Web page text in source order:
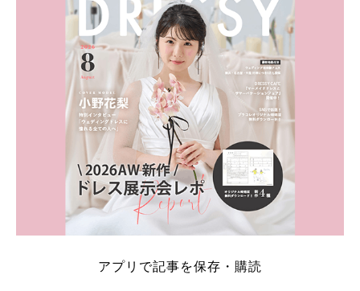
解決します。 まずは診断で候補を絞れる「ウェディ
ング診断」か、体験型 […]
続きを読む
アプリで記事を保存・購読